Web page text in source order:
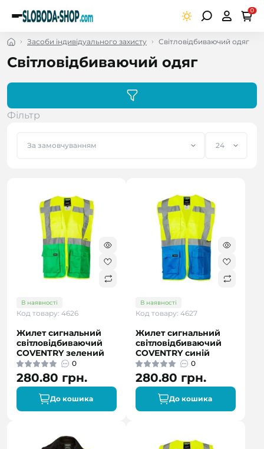
0
Засоби індивідуального захисту Світловідбиваючий одяг
Світловідбиваючий одяг
Фільтр
В наявності
Код товару: 4626
Жилет сигнальний
світловідбиваючий
COVENTRY зелений
0
280.80 грн.
До кошика
В наявності
Код товару: 4627
Жилет сигнальний
світловідбиваючий
COVENTRY синій
0
280.80 грн.
До кошика